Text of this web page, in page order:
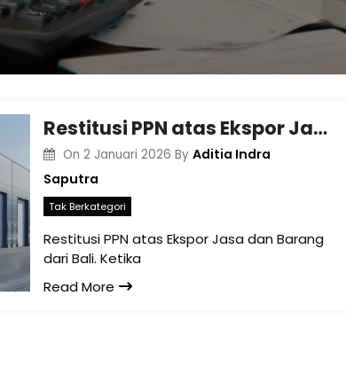
Restitusi PPN atas Ekspor Jasa dan Barang dari Bali
On 2 Januari 2026 By Aditia Indra
Saputra
Tak Berkategori
Restitusi PPN atas Ekspor Jasa dan Barang
dari Bali. Ketika
Read More